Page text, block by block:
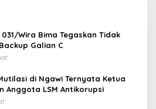
Wira Bima Tegaskan Tidak
Galian C
di Ngawi Ternyata Ketua
Anggota LSM Antikorupsi